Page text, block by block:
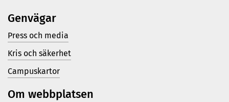
Genvägar
Press och media
Kris och säkerhet
Campuskartor
Om webbplatsen